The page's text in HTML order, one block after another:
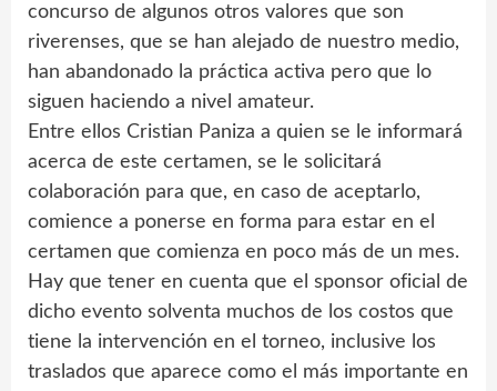
concurso de algunos otros valores que son
riverenses, que se han alejado de nuestro medio,
han abandonado la práctica activa pero que lo
siguen haciendo a nivel amateur.
Entre ellos Cristian Paniza a quien se le informará
acerca de este certamen, se le solicitará
colaboración para que, en caso de aceptarlo,
comience a ponerse en forma para estar en el
certamen que comienza en poco más de un mes.
Hay que tener en cuenta que el sponsor oficial de
dicho evento solventa muchos de los costos que
tiene la intervención en el torneo, inclusive los
traslados que aparece como el más importante en